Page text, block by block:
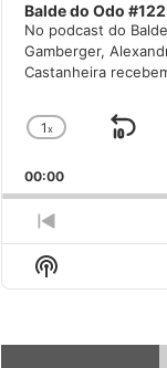
Balde do Odo
No podcast do
Gamberger,
Castanheira
Change
Rate
1x
Skip
00:00
Previous
Episode
Show
Podcast